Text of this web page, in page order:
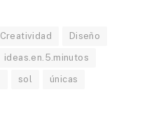
Creatividad Diseño
ideas.en.5.minutos
sol únicas